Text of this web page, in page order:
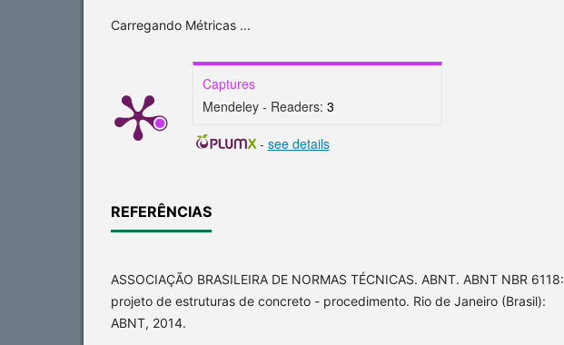
Carregando Métricas ...
Captures
Mendeley - Readers: 3
- see details
REFERÊNCIAS
ASSOCIAÇÃO BRASILEIRA DE NORMAS TÉCNICAS. ABNT. ABNT NBR 6118:
projeto de estruturas de concreto - procedimento. Rio de Janeiro (Brasil):
ABNT, 2014.